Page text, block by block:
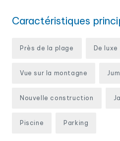
Caractéristiques
Près de la plage De luxe
Vue sur la montagne
Nouvelle construction
Piscine Parking